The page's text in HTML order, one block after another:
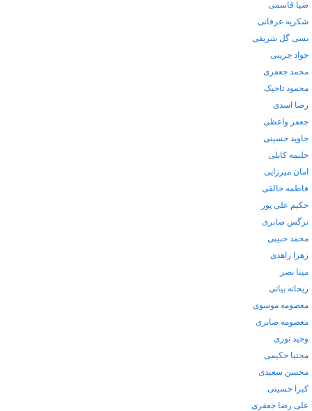
ضیا قاسمی
شکریه عرفانی
بسی گل شریفی
جواد جزینی
محمد جعفری
محمود تاجیک
رضا اسدی
جعفر واعظی
جاوید حسینی
حلیمه کابلی
امان میرزایی
فاطمه خالقی
حکیم علی پور
نرگس صابری
محمد حبیبی
زهرا زاهدی
مینا نصر
ریحانه بیانی
معصومه موسوی
معصومه صابری
وحید نوری
مجتبا حکیمی
محسن سعیدی
کبرا حسینی
علی رضا جعفری